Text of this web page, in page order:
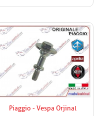
Piaggio - Vespa Orjinal